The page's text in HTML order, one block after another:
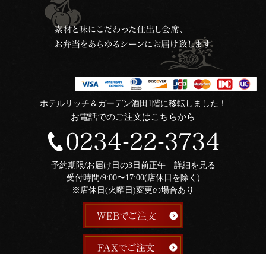
ホテルリッチ＆ガーデン酒田1階に移転しました！
お電話でのご注文はこちらから
予約期限/お届け日の3日前正午 詳細を見る
受付時間/9:00〜17:00(店休日を除く)
※店休日(火曜日)変更の場合あり